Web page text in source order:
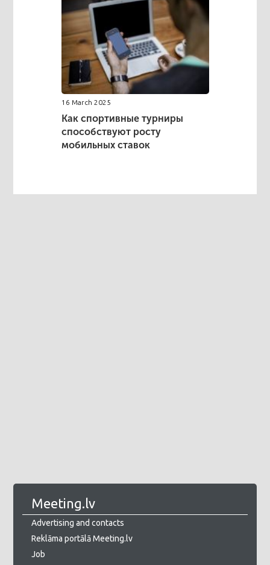
16 March 2025
Как спортивные турниры
способствуют росту
мобильных ставок
Meeting.lv
Advertising and contacts
Reklāma portālā Meeting.lv
Job